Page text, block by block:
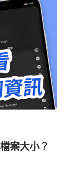
案大小？